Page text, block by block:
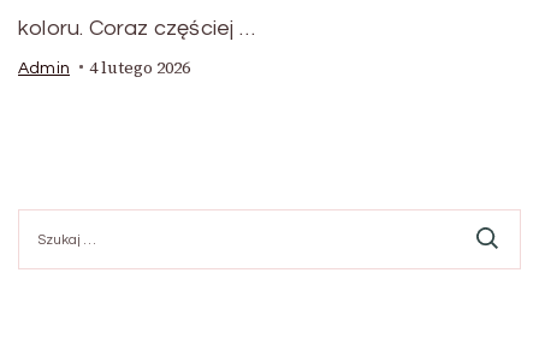
koloru. Coraz częściej …
Admin 4 lutego 2026